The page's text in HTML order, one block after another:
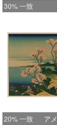
30% 一致
20% 一致 ア